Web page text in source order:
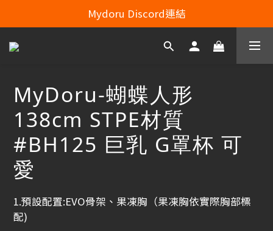
Line：mydoru2020   Line Officiel ：@703feias
Mydoru Discord連結
Mydoru 露天拍賣
Line：mydoru2020   Line Officiel ：@703feias
MyDoru-蝴蝶人形
138cm STPE材質
#BH125 巨乳 G罩杯 可
愛
1.預設配置:EVO骨架、果凍胸（果凍胸依實際胸部標
配)